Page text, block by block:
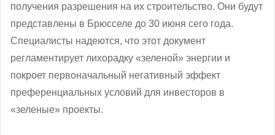
получения разрешения на их строительство. Они будут
представлены в Брюсселе до 30 июня сего года.
Специалисты надеются, что этот документ
регламентирует лихорадку «зеленой» энергии и
покроет первоначальный негативный эффект
преференциальных условий для инвесторов в
«зеленые» проекты.